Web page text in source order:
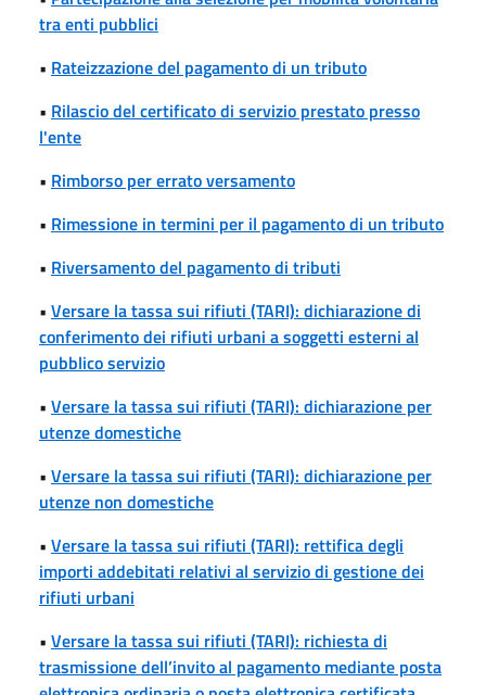
tra enti pubblici
• Rateizzazione del pagamento di un tributo
• Rilascio del certificato di servizio prestato presso
l'ente
• Rimborso per errato versamento
• Rimessione in termini per il pagamento di un tributo
• Riversamento del pagamento di tributi
• Versare la tassa sui rifiuti (TARI): dichiarazione di
conferimento dei rifiuti urbani a soggetti esterni al
pubblico servizio
• Versare la tassa sui rifiuti (TARI): dichiarazione per
utenze domestiche
• Versare la tassa sui rifiuti (TARI): dichiarazione per
utenze non domestiche
• Versare la tassa sui rifiuti (TARI): rettifica degli
importi addebitati relativi al servizio di gestione dei
rifiuti urbani
• Versare la tassa sui rifiuti (TARI): richiesta di
trasmissione dell’invito al pagamento mediante posta